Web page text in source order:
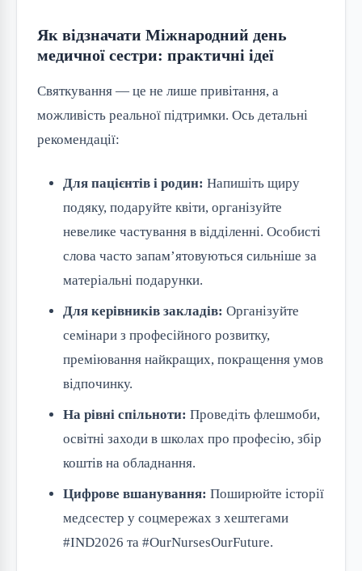
Як відзначати Міжнародний день
медичної сестри: практичні ідеї
Святкування — це не лише привітання, а
можливість реальної підтримки. Ось детальні
рекомендації:
Для пацієнтів і родин: Напишіть щиру
подяку, подаруйте квіти, організуйте
невелике частування в відділенні. Особисті
слова часто запам’ятовуються сильніше за
матеріальні подарунки.
Для керівників закладів: Організуйте
семінари з професійного розвитку,
преміювання найкращих, покращення умов
відпочинку.
На рівні спільноти: Проведіть флешмоби,
освітні заходи в школах про професію, збір
коштів на обладнання.
Цифрове вшанування: Поширюйте історії
медсестер у соцмережах з хештегами
#IND2026 та #OurNursesOurFuture.